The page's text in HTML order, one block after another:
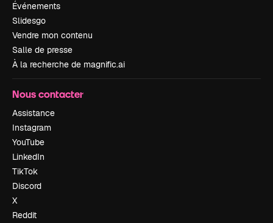
Événements
Slidesgo
Vendre mon contenu
Salle de presse
À la recherche de magnific.ai
Nous contacter
Assistance
Instagram
YouTube
LinkedIn
TikTok
Discord
X
Reddit